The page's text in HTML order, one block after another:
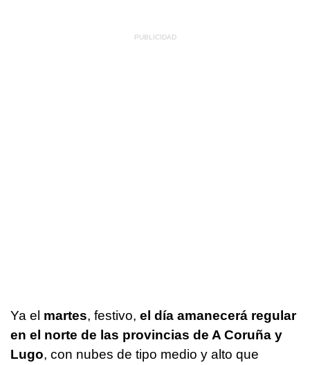
Ya el martes, festivo, el día amanecerá regular
en el norte de las provincias de A Coruña y
Lugo, con nubes de tipo medio y alto que